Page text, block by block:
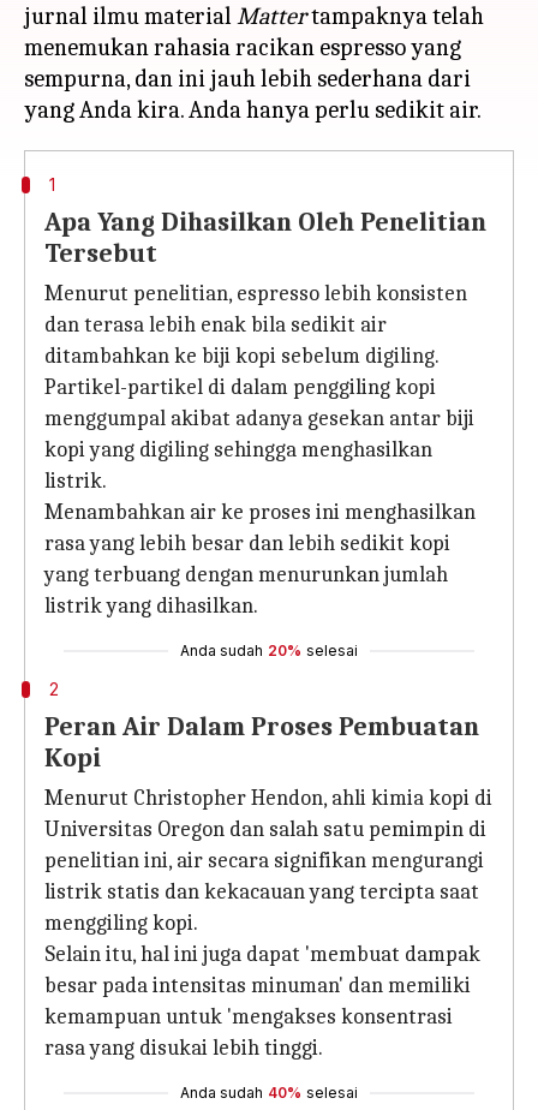
jurnal ilmu materialMattertampaknya telah
menemukan rahasia racikan espresso yang
sempurna, dan ini jauh lebih sederhana dari
1
Apa Yang Dihasilkan Oleh Penelitian
Tersebut
Menurut penelitian, espresso lebih konsisten
dan terasa lebih enak bila sedikit air
ditambahkan ke biji kopi sebelum digiling.
Partikel-partikel di dalam penggiling kopi
menggumpal akibat adanya gesekan antar biji
kopi yang digiling sehingga menghasilkan
listrik.
Menambahkan air ke proses ini menghasilkan
rasa yang lebih besar dan lebih sedikit kopi
yang terbuang dengan menurunkan jumlah
listrik yang dihasilkan.
Anda sudah 20% selesai
2
Peran Air Dalam Proses Pembuatan
Kopi
Menurut Christopher Hendon, ahli kimia kopi di
Universitas Oregon dan salah satu pemimpin di
penelitian ini, air secara signifikan mengurangi
listrik statis dan kekacauan yang tercipta saat
menggiling kopi.
Selain itu, hal ini juga dapat 'membuat dampak
besar pada intensitas minuman' dan memiliki
kemampuan untuk 'mengakses konsentrasi
rasa yang disukai lebih tinggi.
Anda sudah 40% selesai